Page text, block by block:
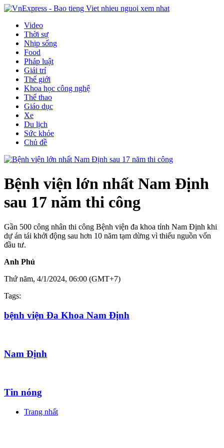
Video
Thời sự
Nhịp sống
Food
Pháp luật
Giải trí
Thế giới
Khoa học công nghệ
Thể thao
Giáo dục
Xe
Du lịch
Sức khỏe
Chủ đề
Bệnh viện lớn nhất Nam Định
sau 17 năm thi công
Gần 500 công nhân thi công Bệnh viện đa khoa tỉnh Nam Định khi
dự án tái khởi động sau hơn 10 năm tạm dừng vì thiếu nguồn vốn
đầu tư.
Anh Phú
Thứ năm, 4/1/2024, 06:00 (GMT+7)
Tags:
bệnh viện Đa Khoa Nam Định
Nam Định
Tin nóng
Trang nhất